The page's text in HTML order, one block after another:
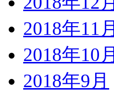
2018年11月
2018年10月
2018年9月